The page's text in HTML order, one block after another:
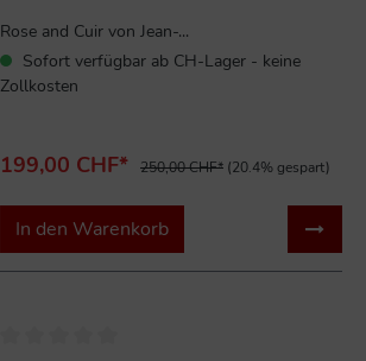
Rose and Cuir von Jean-...
Sofort verfügbar ab CH-Lager - keine
Zollkosten
199,00 CHF* 250,00 CHF* (20.4% gespart)
In den Warenkorb